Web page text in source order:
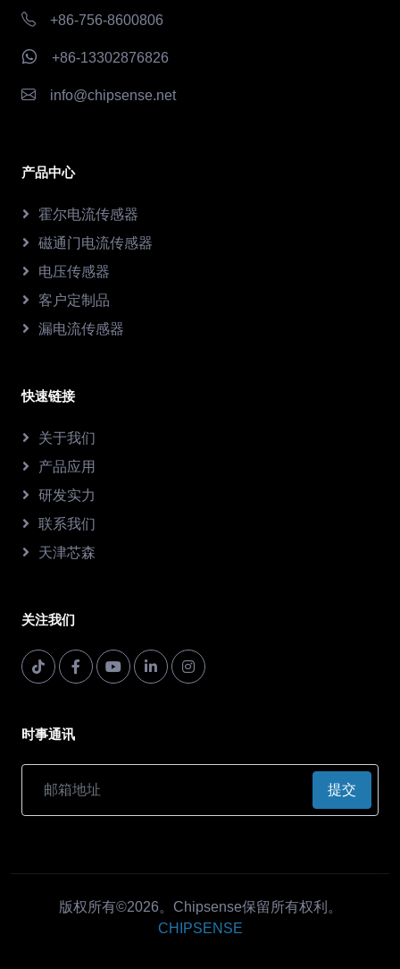
+86-756-8600806
+86-13302876826
info@chipsense.net
产品中心
霍尔电流传感器
磁通门电流传感器
电压传感器
客户定制品
漏电流传感器
快速链接
关于我们
产品应用
研发实力
联系我们
天津芯森
关注我们
时事通讯
提交
版权所有©2026。Chipsense保留所有权利。
CHIPSENSE